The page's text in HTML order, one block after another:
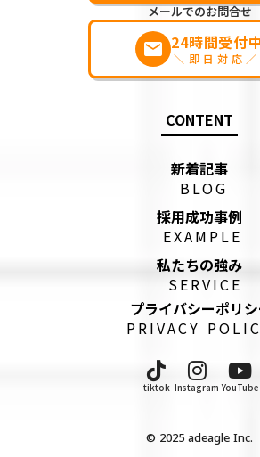
メールでのお問合せ
markunread 24時間受付中
＼即日対応／
CONTENT
新着記事
BLOG
採用成功事例
EXAMPLE
私たちの強み
SERVICE
プライバシーポリ
PRIVACY
tiktok Instagram YouTube
©︎ 2025 adeagle Inc.